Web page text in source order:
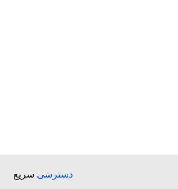
دسترسی سریع